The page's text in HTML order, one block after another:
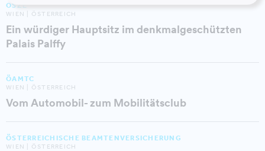
OSZE
WIEN | ÖSTERREICH
Ein würdiger Hauptsitz im denkmalgeschützten
Palais Palffy
ÖAMTC
WIEN | ÖSTERREICH
Vom Automobil- zum Mobilitätsclub
ÖSTERREICHISCHE BEAMTENVERSICHERUNG
WIEN | ÖSTERREICH